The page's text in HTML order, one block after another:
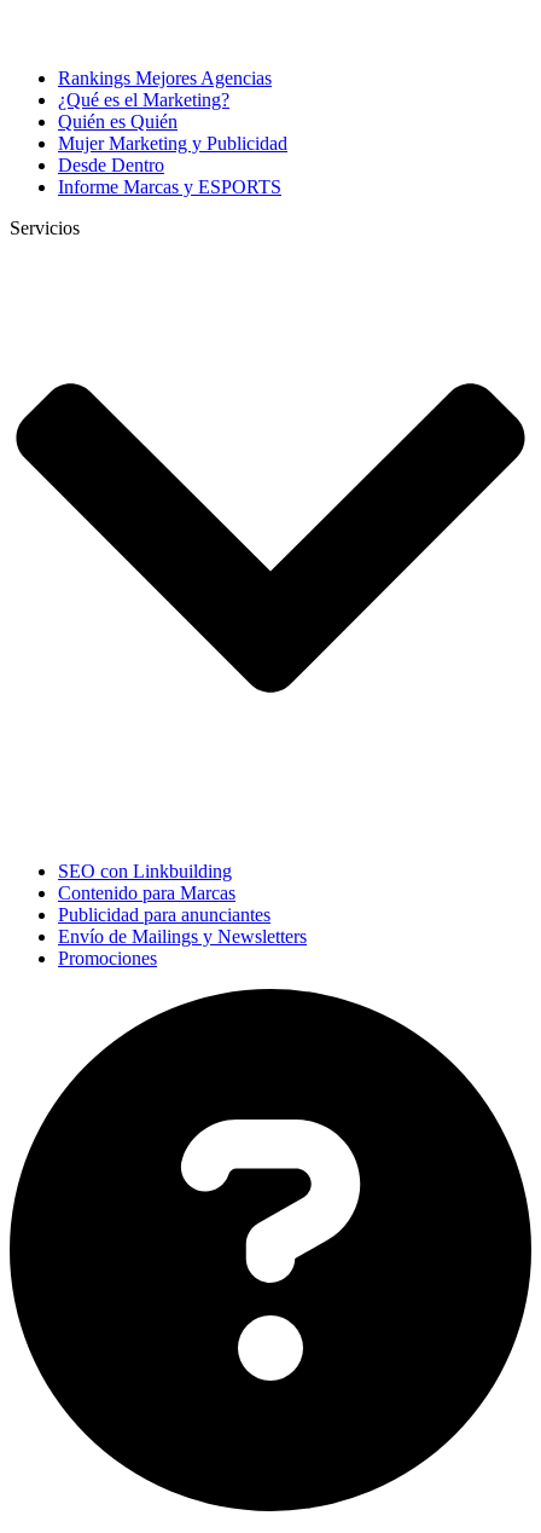
Rankings Mejores Agencias
¿Qué es el Marketing?
Quién es Quién
Mujer Marketing y Publicidad
Desde Dentro
Informe Marcas y ESPORTS
Servicios
SEO con Linkbuilding
Contenido para Marcas
Publicidad para anunciantes
Envío de Mailings y Newsletters
Promociones